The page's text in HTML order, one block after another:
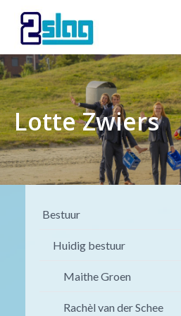
Lotte Zwiers
Bestuur
Huidig bestuur
Maithe Groen
Rachèl van der Schee